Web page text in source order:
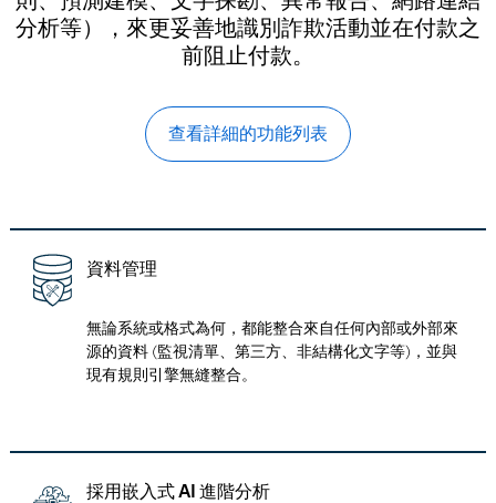
分析等），來更妥善地識別詐欺活動並在付款之
前阻止付款。
查看詳細的功能列表
資料管理
無論系統或格式為何，都能整合來自任何內部或外部來
源的資料 (監視清單、第三方、非結構化文字等)，並與
現有規則引擎無縫整合。
採用嵌入式 AI 進階分析